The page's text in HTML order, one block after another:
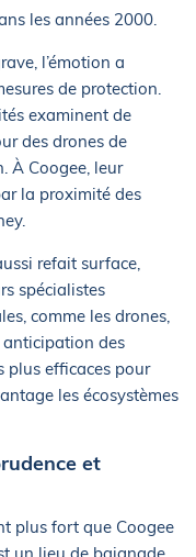
les années 2000.
l’émotion a
de protection.
examinent de
des drones de
À Coogee, leur
la proximité des
refait surface,
spécialistes
comme les drones,
des
plus efficaces pour
les écosystèmes
et
plus fort que Coogee